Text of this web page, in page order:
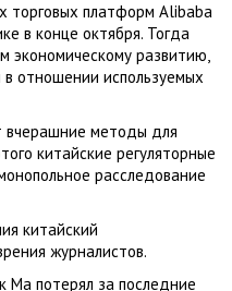
торговых платформ Alibaba
в конце октября. Тогда
развитию,
в отношении используемых
вчерашние методы для
китайские регуляторные
расследование
китайский
журналистов.
Ма потерял за последние